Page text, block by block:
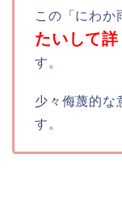
この「にわか
たいして
す。
少々侮蔑的な
す。